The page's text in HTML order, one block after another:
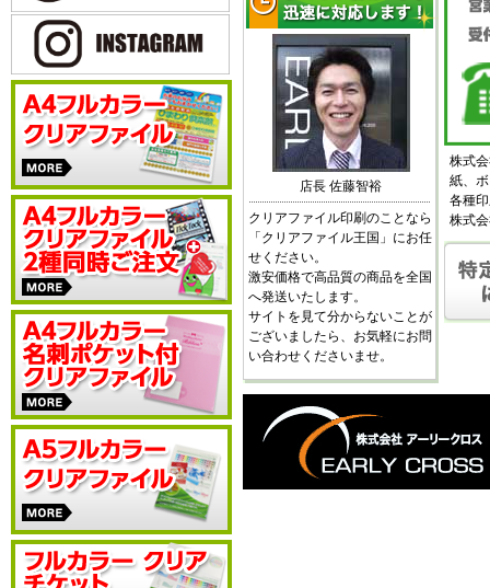
店長 佐藤智裕
クリアファイル印刷のことなら
「クリアファイル王国」にお任
せください。
激安価格で高品質の商品を全国
へ発送いたします。
サイトを見て分からないことが
ございましたら、お気軽にお問
い合わせくださいませ。
株式
紙、
各種
株式